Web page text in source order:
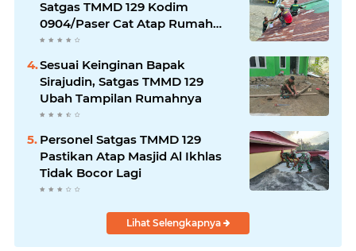
Satgas TMMD 129 Kodim
0904/Paser Cat Atap Rumah
Marbot
Sesuai Keinginan Bapak
Sirajudin, Satgas TMMD 129
Ubah Tampilan Rumahnya
Personel Satgas TMMD 129
Pastikan Atap Masjid Al Ikhlas
Tidak Bocor Lagi
Lihat Selengkapnya